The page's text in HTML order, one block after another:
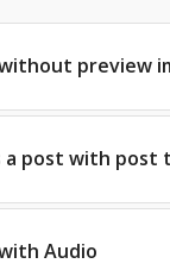
preview
a post with post
Audio